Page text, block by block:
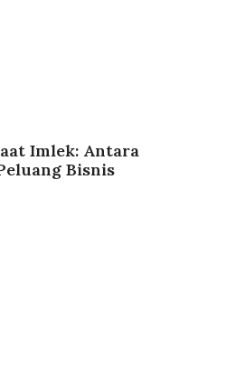
Imlek: Antara
Bisnis